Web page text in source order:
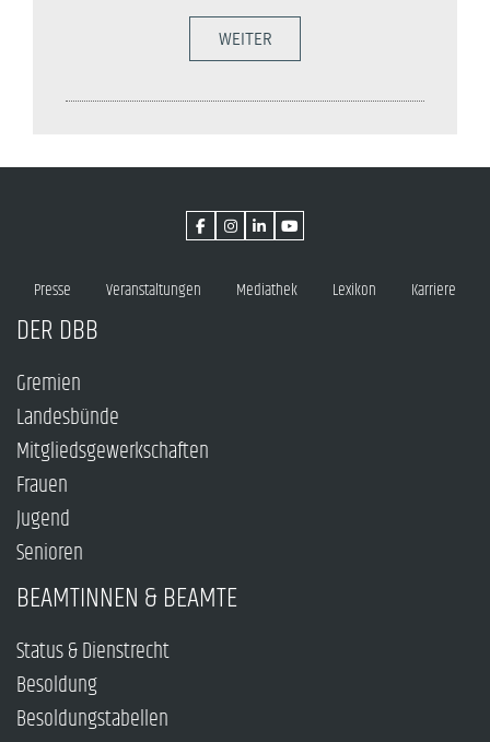
WEITER
Presse Veranstaltungen Mediathek Lexikon Karriere
DER DBB
Gremien
Landesbünde
Mitgliedsgewerkschaften
Frauen
Jugend
Senioren
BEAMTINNEN & BEAMTE
Status & Dienstrecht
Besoldung
Besoldungstabellen